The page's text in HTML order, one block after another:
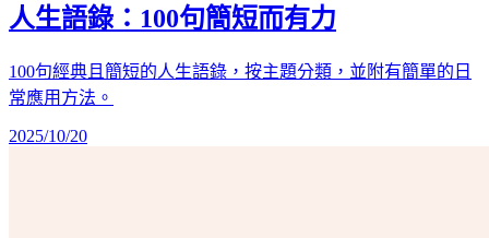
人生語錄：100句簡短而有力
100句經典且簡短的人生語錄，按主題分類，並附有簡單的日
常應用方法。
2025/10/20